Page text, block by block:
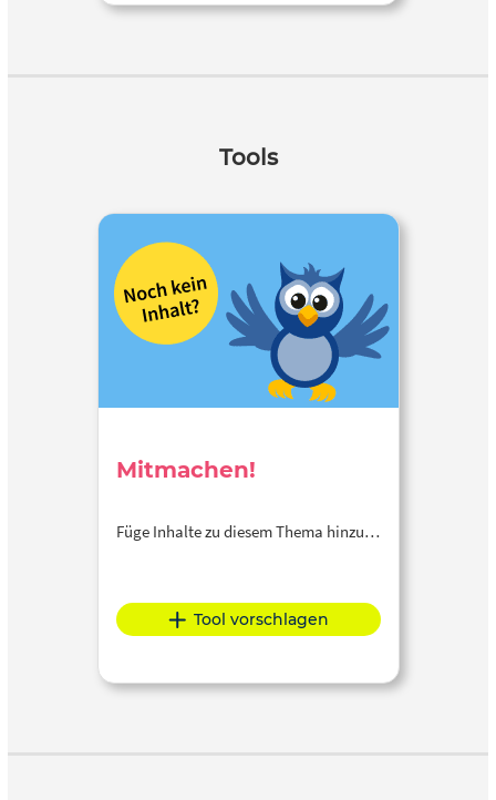
Tools
Mitmachen!
Füge Inhalte zu diesem Thema hinzu…
Tool vorschlagen